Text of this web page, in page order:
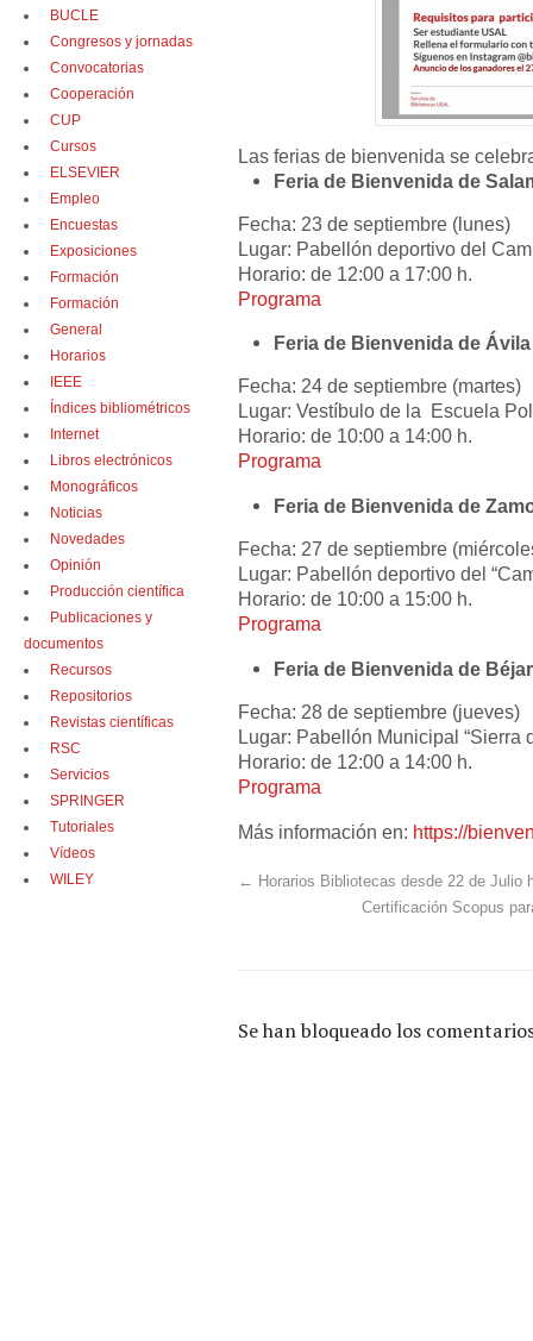
Las ferias de bienvenida se
Feria de Bienvenida de
Fecha: 23 de septiembre (lunes)
Lugar: Pabellón deportivo del
Horario: de 12:00 a 17:00 h.
Programa
Feria de Bienvenida de Ávila
Fecha: 24 de septiembre (martes)
Lugar: Vestíbulo de la Escuela
Horario: de 10:00 a 14:00 h.
Programa
Feria de Bienvenida de
Fecha: 27 de septiembre
Lugar: Pabellón deportivo del
Horario: de 10:00 a 15:00 h.
Programa
Feria de Bienvenida de Béjar
Fecha: 28 de septiembre (jueves)
Lugar: Pabellón Municipal “Sierra
Horario: de 12:00 a 14:00 h.
Programa
Más información en: https://
← Horarios Bibliotecas desde 22 de Julio
Certificación Scopus
Se han bloqueado los
BUCLE
Congresos y jornadas
Convocatorias
Cooperación
CUP
Cursos
ELSEVIER
Empleo
Encuestas
Exposiciones
Formación
Formación
General
Horarios
IEEE
Índices bibliométricos
Internet
Libros electrónicos
Monográficos
Noticias
Novedades
Opinión
Producción científica
Publicaciones y
documentos
Recursos
Repositorios
Revistas científicas
RSC
Servicios
SPRINGER
Tutoriales
Vídeos
WILEY